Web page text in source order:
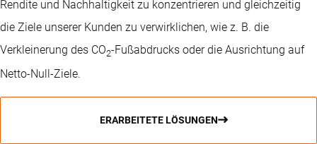
Rendite und Nachhaltigkeit zu konzentrieren und gleichzeitig
die Ziele unserer Kunden zu verwirklichen, wie z. B. die
Verkleinerung des CO2-Fußabdrucks oder die Ausrichtung auf
Netto-Null-Ziele.
ERARBEITETE LÖSUNGEN